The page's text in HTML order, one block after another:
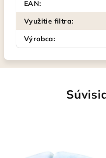
EAN:
Využitie filtra:
Výrobca: